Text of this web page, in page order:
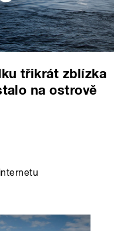
třikrát zblízka
na ostrově